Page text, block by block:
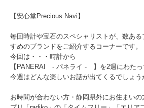
【安心堂Precious Navi】
毎回時計や宝石のスペシャリストが、数あ
すめのブランドをご紹介するコーナーです。
今回は・・・時計から
【PANERAI - パネライ - 】を2週にわたっ
今週はどんな楽しいお話が出てくるでしょう
お時間が合わない方・静岡県外にお住まい